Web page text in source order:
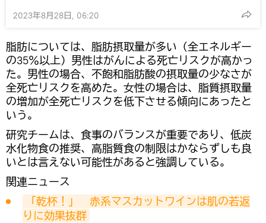
2023年8月28日, 06:20
脂肪については、脂肪摂取量が多い（全エネルギー
の35％以上）男性はがんによる死亡リスクが高かっ
た。男性の場合、不飽和脂肪酸の摂取量の少なさが
全死亡リスクを高めた。女性の場合は、脂質摂取量
の増加が全死亡リスクを低下させる傾向にあったと
いう。
研究チームは、食事のバランスが重要であり、低炭
水化物食の推奨、高脂質食の制限はかならずしも良
いとは言えない可能性があると強調している。
関連ニュース
「乾杯！」　赤系マスカットワインは肌の若返
りに効果抜群